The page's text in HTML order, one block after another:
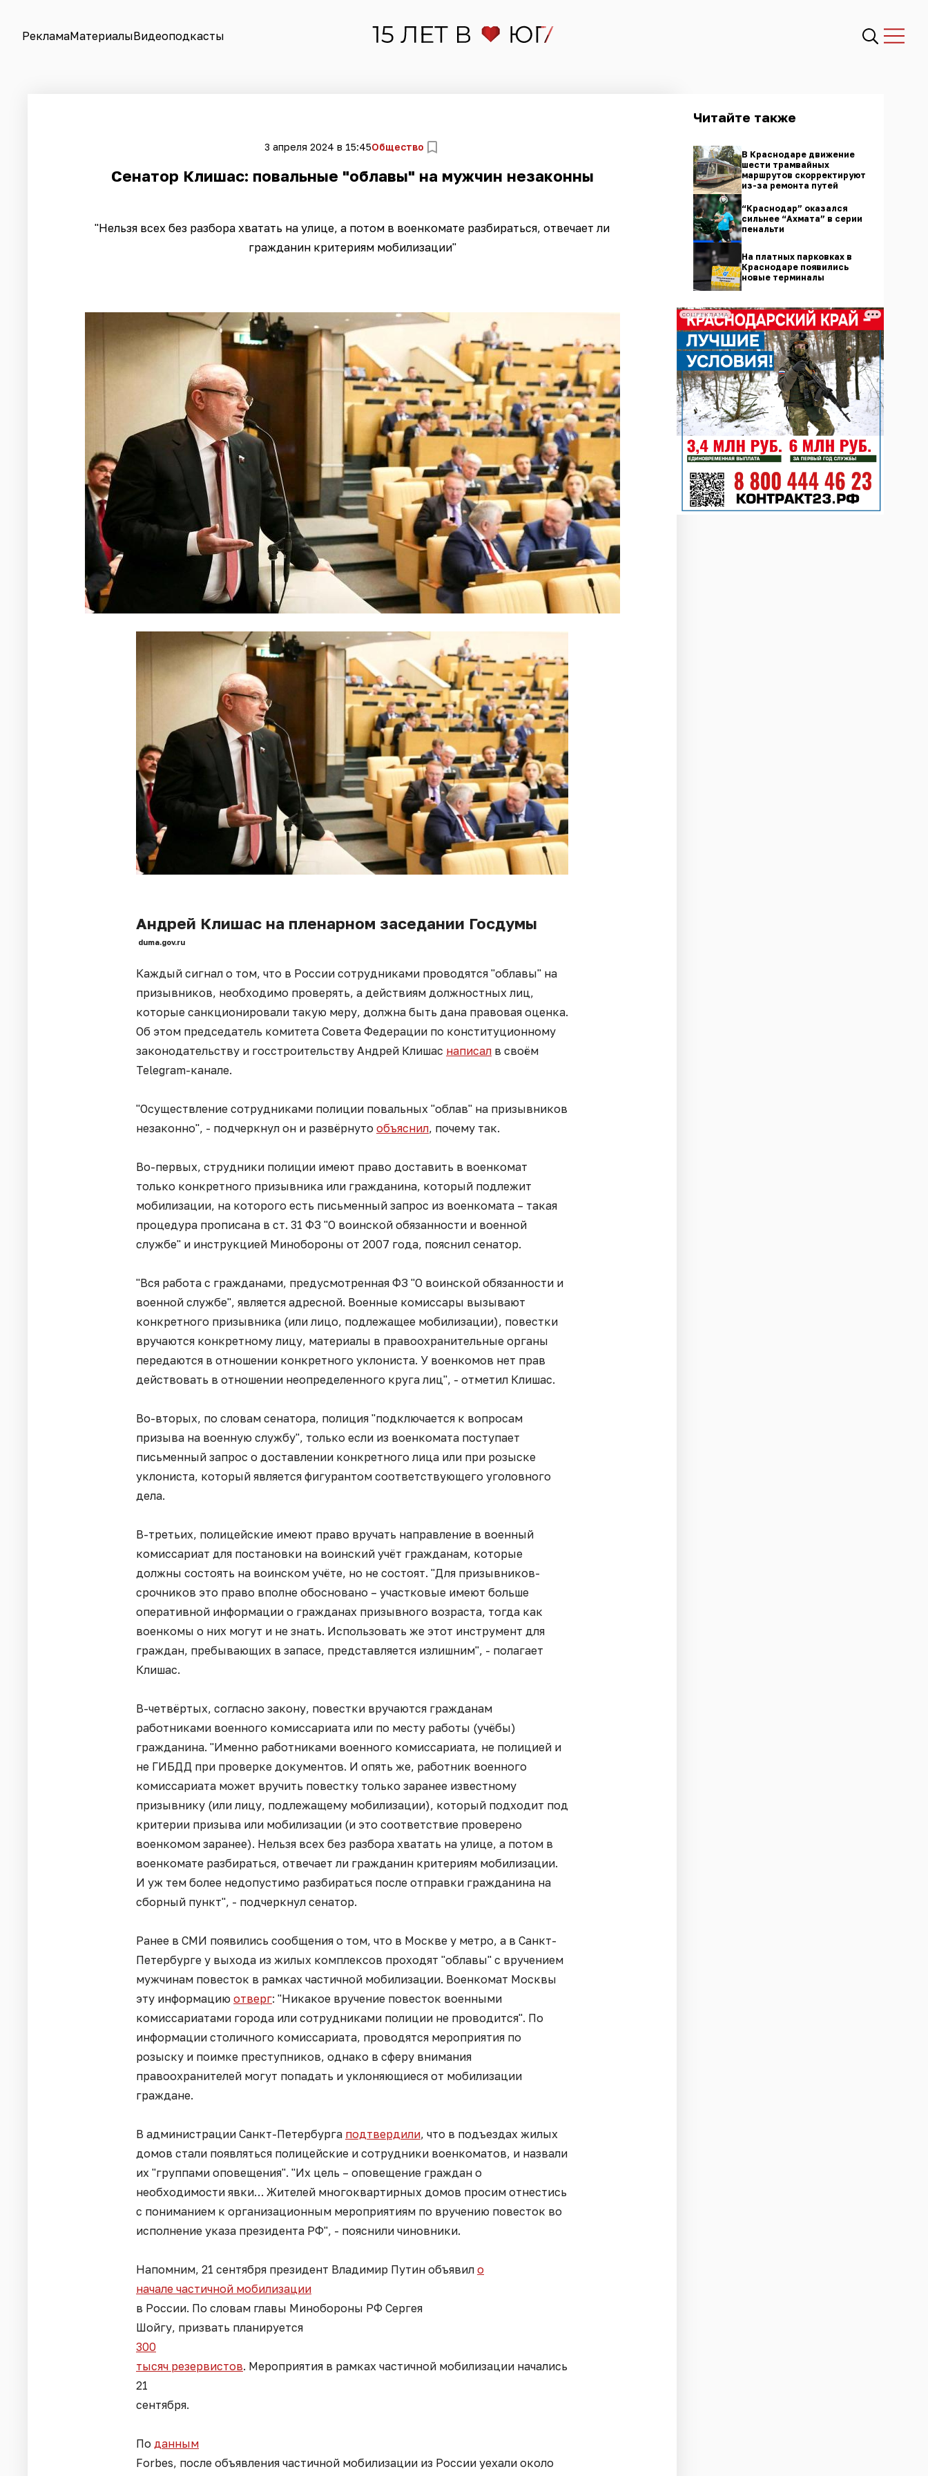
РекламаМатериалыВидеоподкасты
3 апреля 2024 в 15:45Общество
Сенатор Клишас: повальные "облавы" на мужчин незаконны
"Нельзя всех без разбора хватать на улице, а потом в военкомате разбираться, отвечает ли
гражданин критериям мобилизации"
Андрей Клишас на пленарном заседании Госдумы
duma.gov.ru
Каждый сигнал о том, что в России сотрудниками проводятся "облавы" на
призывников, необходимо проверять, а действиям должностных лиц,
которые санкционировали такую меру, должна быть дана правовая оценка.
Об этом председатель комитета Совета Федерации по конституционному
законодательству и госстроительству Андрей Клишас написал в своём
Telegram-канале.
"Осуществление сотрудниками полиции повальных "облав" на призывников
незаконно", - подчеркнул он и развёрнуто объяснил, почему так.
Во-первых, струдники полиции имеют право доставить в военкомат
только конкретного призывника или гражданина, который подлежит
мобилизации, на которого есть письменный запрос из военкомата – такая
процедура прописана в ст. 31 ФЗ "О воинской обязанности и военной
службе" и инструкцией Минобороны от 2007 года, пояснил сенатор.
"Вся работа с гражданами, предусмотренная ФЗ "О воинской обязанности и
военной службе", является адресной. Военные комиссары вызывают
конкретного призывника (или лицо, подлежащее мобилизации), повестки
вручаются конкретному лицу, материалы в правоохранительные органы
передаются в отношении конкретного уклониста. У военкомов нет прав
действовать в отношении неопределенного круга лиц", - отметил Клишас.
Во-вторых, по словам сенатора, полиция "подключается к вопросам
призыва на военную службу", только если из военкомата поступает
письменный запрос о доставлении конкретного лица или при розыске
уклониста, который является фигурантом соответствующего уголовного
дела.
В-третьих, полицейские имеют право вручать направление в военный
комиссариат для постановки на воинский учёт гражданам, которые
должны состоять на воинском учёте, но не состоят. "Для призывников-
срочников это право вполне обосновано – участковые имеют больше
оперативной информации о гражданах призывного возраста, тогда как
военкомы о них могут и не знать. Использовать же этот инструмент для
граждан, пребывающих в запасе, представляется излишним", - полагает
Клишас.
В-четвёртых, согласно закону, повестки вручаются гражданам
работниками военного комиссариата или по месту работы (учёбы)
гражданина. "Именно работниками военного комиссариата, не полицией и
не ГИБДД при проверке документов. И опять же, работник военного
комиссариата может вручить повестку только заранее известному
призывнику (или лицу, подлежащему мобилизации), который подходит под
критерии призыва или мобилизации (и это соответствие проверено
военкомом заранее). Нельзя всех без разбора хватать на улице, а потом в
военкомате разбираться, отвечает ли гражданин критериям мобилизации.
И уж тем более недопустимо разбираться после отправки гражданина на
сборный пункт", - подчеркнул сенатор.
Ранее в СМИ появились сообщения о том, что в Москве у метро, а в Санкт-
Петербурге у выхода из жилых комплексов проходят "облавы" с вручением
мужчинам повесток в рамках частичной мобилизации. Военкомат Москвы
эту информацию отверг: "Никакое вручение повесток военными
комиссариатами города или сотрудниками полиции не проводится". По
информации столичного комиссариата, проводятся мероприятия по
розыску и поимке преступников, однако в сферу внимания
правоохранителей могут попадать и уклоняющиеся от мобилизации
граждане.
В администрации Санкт-Петербурга подтвердили, что в подъездах жилых
домов стали появляться полицейские и сотрудники военкоматов, и назвали
их "группами оповещения". "Их цель – оповещение граждан о
необходимости явки… Жителей многоквартирных домов просим отнестись
с пониманием к организационным мероприятиям по вручению повесток во
исполнение указа президента РФ", - пояснили чиновники.
Напомним, 21 сентября президент Владимир Путин объявил о
начале частичной мобилизации
в России. По словам главы Минобороны РФ Сергея
Шойгу, призвать планируется
300
тысяч резервистов. Мероприятия в рамках частичной мобилизации начались
21
сентября.
По данным
Forbes, после объявления частичной мобилизации из России уехали около
Читайте также
В Краснодаре движение
шести трамвайных
маршрутов скорректируют
из-за ремонта путей
“Краснодар” оказался
сильнее “Ахмата” в серии
пенальти
На платных парковках в
Краснодаре появились
новые терминалы
СОЦРЕКЛАМА